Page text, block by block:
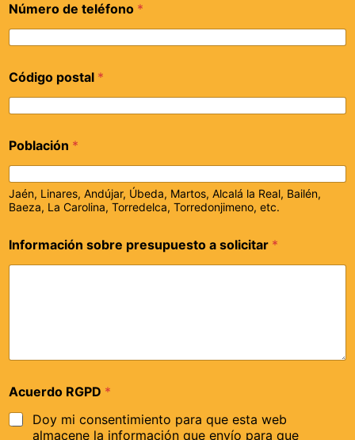
Número de teléfono *
Código postal *
Población *
Jaén, Linares, Andújar, Úbeda, Martos, Alcalá la Real, Bailén,
Baeza, La Carolina, Torredelca, Torredonjimeno, etc.
Información sobre presupuesto a solicitar *
Acuerdo RGPD *
Doy mi consentimiento para que esta web
almacene la información que envío para que